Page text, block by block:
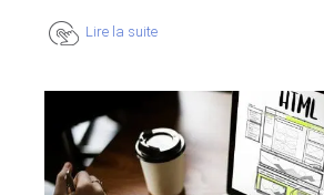
Lire la suite